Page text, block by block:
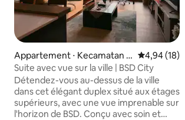
Appartement ⋅ Kecamatan S
erpong
Évaluation
4,94 (18)
Suite avec vue sur la ville | BSD City
Détendez-vous au-dessus de la ville
dans cet élégant duplex situé aux étages
supérieurs, avec une vue imprenable sur
l'horizon de BSD. Conçu avec soin et